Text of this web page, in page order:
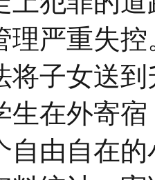
理严重失
将子女送
生在外寄
自由自在